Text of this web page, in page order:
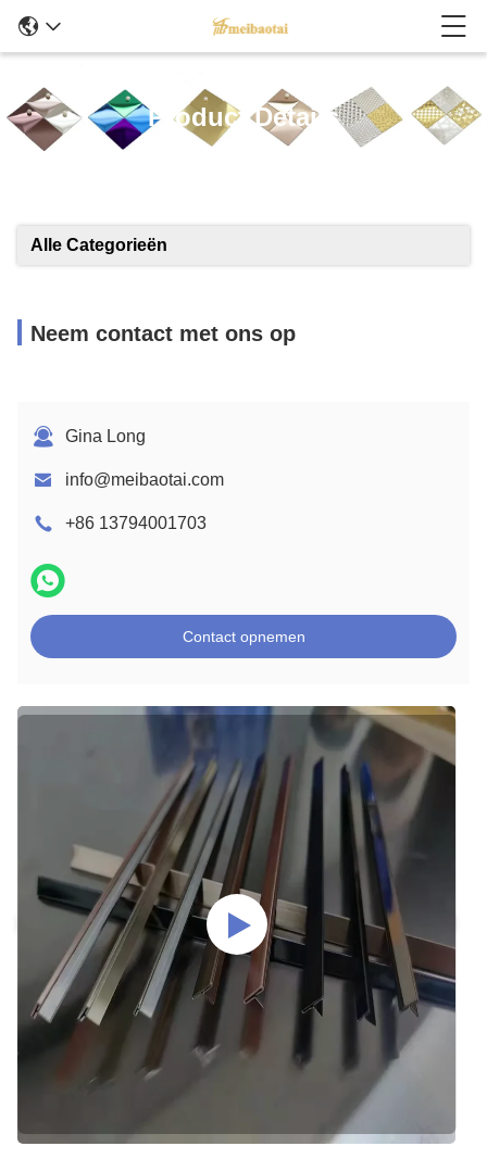
Product Details
Alle Categorieën
Neem contact met ons op
Gina Long
info@meibaotai.com
+86 13794001703
Contact opnemen